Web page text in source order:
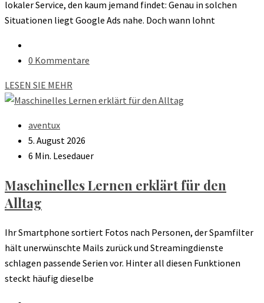
lokaler Service, den kaum jemand findet: Genau in solchen
Situationen liegt Google Ads nahe. Doch wann lohnt
0 Kommentare
LESEN SIE MEHR
aventux
5. August 2026
6 Min. Lesedauer
Maschinelles Lernen erklärt für den
Alltag
Ihr Smartphone sortiert Fotos nach Personen, der Spamfilter
hält unerwünschte Mails zurück und Streamingdienste
schlagen passende Serien vor. Hinter all diesen Funktionen
steckt häufig dieselbe